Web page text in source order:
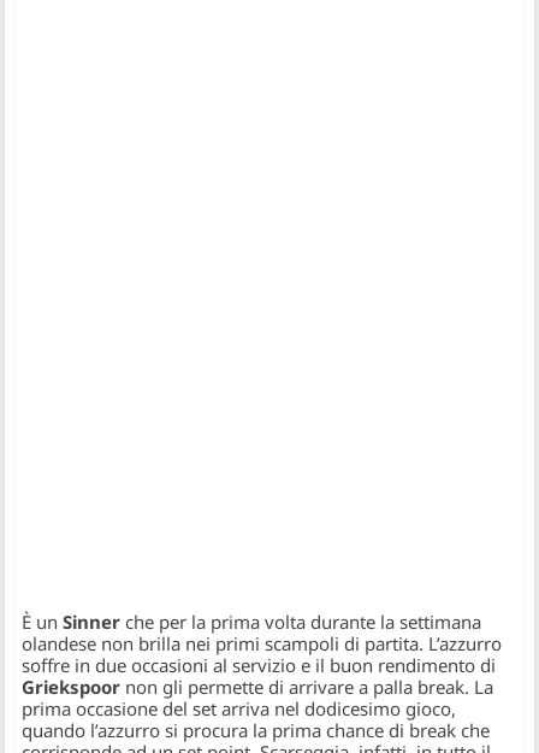
È unSinnerche per la prima volta durante la settimana
olandese non brilla nei primi scampoli di partita. L’azzurro
soffre in due occasioni al servizio e il buon rendimento di
Griekspoor non gli permette di arrivare a palla break. La
prima occasione del set arriva nel dodicesimo gioco,
quando l’azzurro si procura la prima chance di break che